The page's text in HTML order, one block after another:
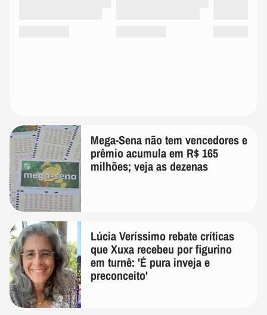
Mega-Sena não tem vencedores e
prêmio acumula em R$ 165
milhões; veja as dezenas
Lúcia Veríssimo rebate críticas
que Xuxa recebeu por figurino
em turnê: 'É pura inveja e
preconceito'